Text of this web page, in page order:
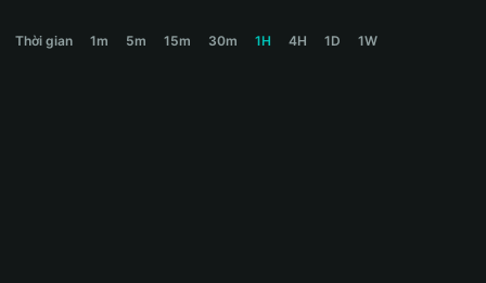
Thời gian 1m 5m 15m 30m 1H 4H 1D 1W